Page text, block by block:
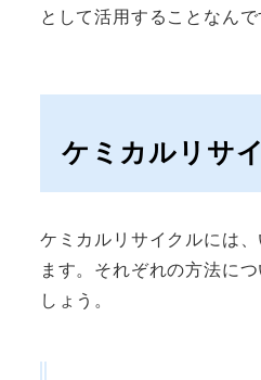
として活用することなんで
ケミカルリサ
ケミカルリサイクルには
ます。それぞれの方法に
しょう。